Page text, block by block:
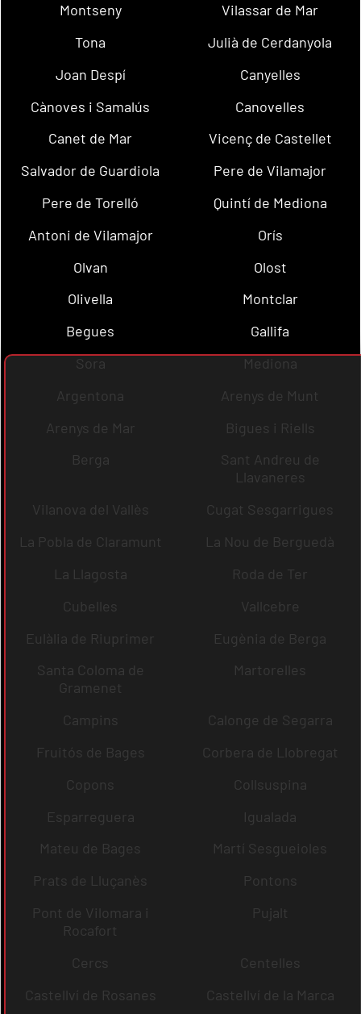
Montseny
Vilassar de Mar
Tona
Julià de Cerdanyola
Joan Despí
Canyelles
Cànoves i Samalús
Canovelles
Canet de Mar
Vicenç de Castellet
Salvador de Guardiola
Pere de Vilamajor
Pere de Torelló
Quintí de Mediona
Antoni de Vilamajor
Orís
Olvan
Olost
Olivella
Montclar
Begues
Gallifa
Sora
Mediona
Argentona
Arenys de Munt
Arenys de Mar
Bigues i Riells
Berga
Sant Andreu de
Llavaneres
Vilanova del Vallès
Cugat Sesgarrigues
La Pobla de Claramunt
La Nou de Berguedà
La Llagosta
Roda de Ter
Cubelles
Vallcebre
Eulàlia de Riuprimer
Eugènia de Berga
Santa Coloma de
Gramenet
Martorelles
Campins
Calonge de Segarra
Fruitós de Bages
Corbera de Llobregat
Copons
Collsuspina
Esparreguera
Igualada
Mateu de Bages
Martí Sesgueioles
Prats de Lluçanès
Pontons
Pont de Vilomara i
Rocafort
Pujalt
Cercs
Centelles
Castellví de Rosanes
Castellví de la Marca